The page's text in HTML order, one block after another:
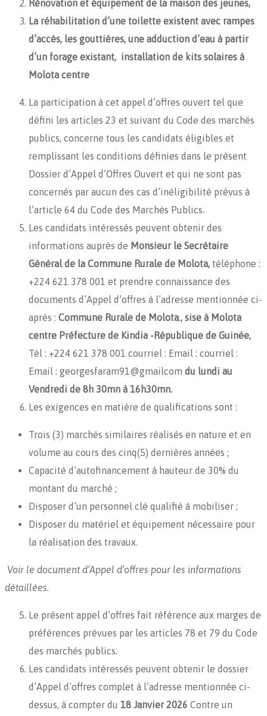
Rénovation et équipement de la maison des jeunes,
La réhabilitation d’une toilette existent avec rampes
d’accès, les gouttières, une adduction d’eau à partir
d’un forage existant, installation de kits solaires à
Molota centre
La participation à cet appel d’offres ouvert tel que
défini les articles 23 et suivant du Code des marchés
publics, concerne tous les candidats éligibles et
remplissant les conditions définies dans le présent
Dossier d’Appel d’Offres Ouvert et qui ne sont pas
concernés par aucun des cas d’inéligibilité prévus à
l’article 64 du Code des Marchés Publics.
Les candidats intéressés peuvent obtenir des
informations auprès de Monsieur le Secrétaire
Général de la Commune Rurale de Molota, téléphone :
+224 621 378 001 et prendre connaissance des
documents d’Appel d’offres à l’adresse mentionnée ci-
après : Commune Rurale de Molota., sise à Molota
centre Préfecture de Kindia -République de Guinée,
Tél : +224 621 378 001 courriel : Email : courriel :
Email : georgesfaram91@gmailcom du lundi au
Vendredi de 8h 30mn à 16h30mn.
Les exigences en matière de qualifications sont :
Trois (3) marchés similaires réalisés en nature et en
volume au cours des cinq(5) dernières années ;
Capacité d’autofinancement à hauteur de 30% du
montant du marché ;
Disposer d’un personnel clé qualifié à mobiliser ;
Disposer du matériel et équipement nécessaire pour
la réalisation des travaux.
Voir le document d’Appel d’offres pour les informations
détaillées.
Le présent appel d’offres fait référence aux marges de
préférences prévues par les articles 78 et 79 du Code
des marchés publics.
Les candidats intéressés peuvent obtenir le dossier
d’Appel d’offres complet à l’adresse mentionnée ci-
dessus, à compter du 18 Janvier 2026 Contre un